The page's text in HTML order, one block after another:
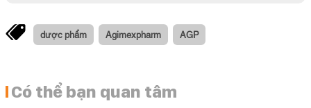
dược phẩm Agimexpharm AGP
Có thể bạn quan tâm